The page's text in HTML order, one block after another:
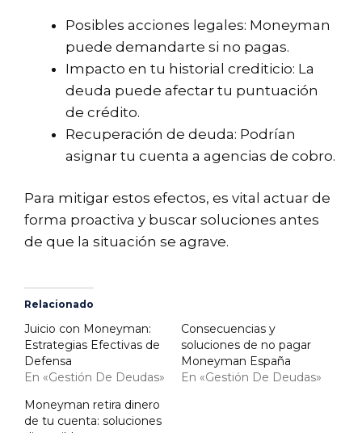
Posibles acciones legales: Moneyman
puede demandarte si no pagas.
Impacto en tu historial crediticio: La
deuda puede afectar tu puntuación
de crédito.
Recuperación de deuda: Podrían
asignar tu cuenta a agencias de cobro.
Para mitigar estos efectos, es vital actuar de
forma proactiva y buscar soluciones antes
de que la situación se agrave.
Relacionado
Juicio con Moneyman:
Estrategias Efectivas de
Defensa
En «Gestión De Deudas»
Consecuencias y
soluciones de no pagar
Moneyman España
En «Gestión De Deudas»
Moneyman retira dinero
de tu cuenta: soluciones